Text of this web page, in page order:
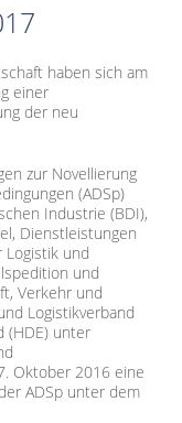
haben sich am
einer
der neu
zur Novellierung
(ADSp)
Industrie (BDI),
Dienstleistungen
Logistik und
und
Verkehr und
Logistikverband
(HDE) unter
Oktober 2016 eine
ADSp unter dem